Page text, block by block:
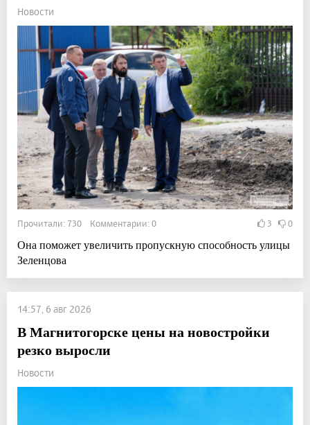
Новости
Прочитали: 730 Комментарии: 0 3 0
Она поможет увеличить пропускную способность улицы
Зеленцова
14:57, 6 авг 2026
В Магнитогорске цены на новостройки
резко выросли
Новости